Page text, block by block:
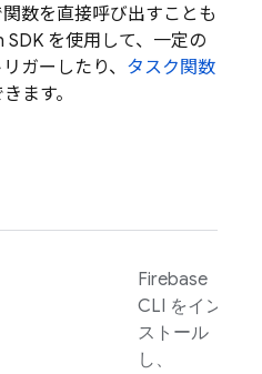
関数を直接呼び出すことも
SDK を使用して、一定の
ガーしたり、 タスク関数
ます。
Firebase
CLI をイン
ストール
し、